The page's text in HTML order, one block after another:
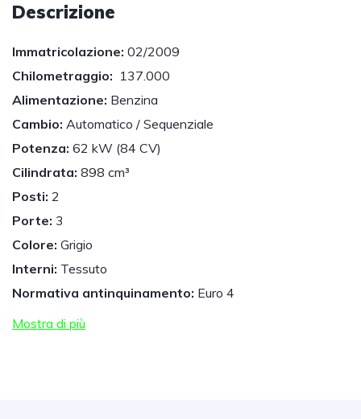
Descrizione
Immatricolazione: 02/2009
Chilometraggio: 137.000
Alimentazione: Benzina
Cambio: Automatico / Sequenziale
Potenza: 62 kW (84 CV)
Cilindrata: 898 cm³
Posti: 2
Porte: 3
Colore: Grigio
Interni: Tessuto
Normativa antinquinamento: Euro 4
Mostra di più